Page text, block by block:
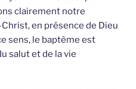
clairement notre
en présence de Dieu
sens, le baptême est
salut et de la vie